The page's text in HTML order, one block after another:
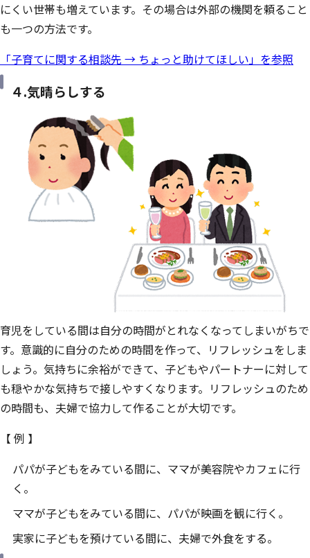
にくい世帯も増えています。その場合は外部の機関を頼ること
も一つの方法です。
「子育てに関する相談先 → ちょっと助けてほしい」を参照
４.気晴らしする
育児をしている間は自分の時間がとれなくなってしまいがちで
す。意識的に自分のための時間を作って、リフレッシュをしま
しょう。気持ちに余裕ができて、子どもやパートナーに対して
も穏やかな気持ちで接しやすくなります。リフレッシュのため
の時間も、夫婦で協力して作ることが大切です。
【 例 】
パパが子どもをみている間に、ママが美容院やカフェに行
く。
ママが子どもをみている間に、パパが映画を観に行く。
実家に子どもを預けている間に、夫婦で外食をする。